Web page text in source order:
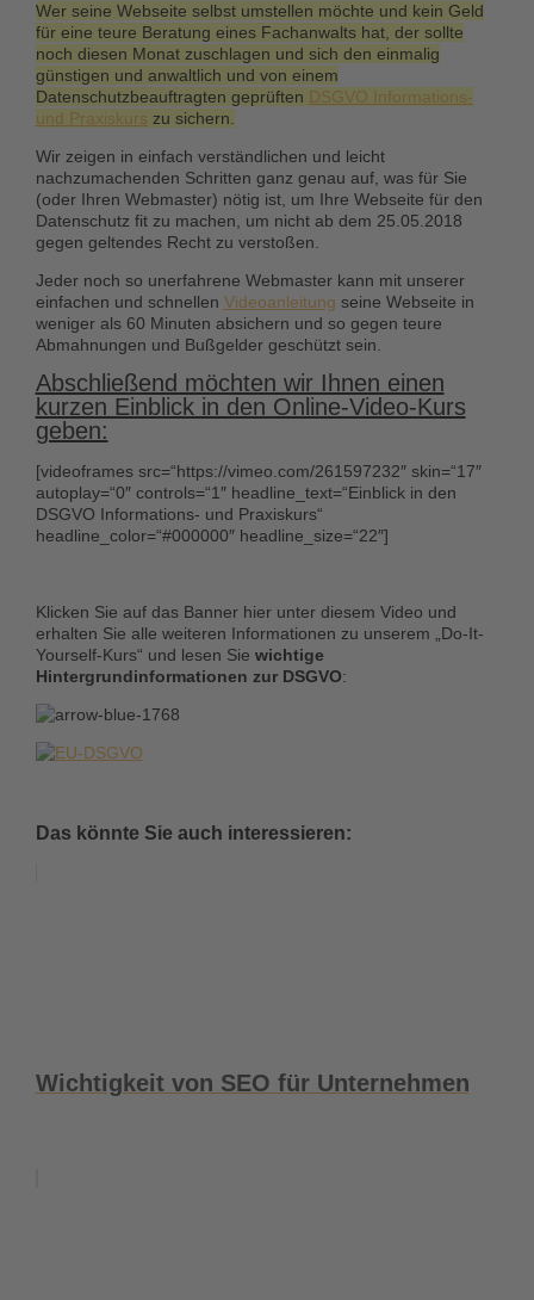
Wer seine Webseite selbst umstellen möchte und kein Geld
für eine teure Beratung eines Fachanwalts hat, der sollte
noch diesen Monat zuschlagen und sich den einmalig
günstigen und anwaltlich und von einem
Datenschutzbeauftragten geprüften DSGVO Informations-
und Praxiskurs zu sichern.
Wir zeigen in einfach verständlichen und leicht
nachzumachenden Schritten ganz genau auf, was für Sie
(oder Ihren Webmaster) nötig ist, um Ihre Webseite für den
Datenschutz fit zu machen, um nicht ab dem 25.05.2018
gegen geltendes Recht zu verstoßen.
Jeder noch so unerfahrene Webmaster kann mit unserer
einfachen und schnellen Videoanleitung seine Webseite in
weniger als 60 Minuten absichern und so gegen teure
Abmahnungen und Bußgelder geschützt sein.
Abschließend möchten wir Ihnen einen
kurzen Einblick in den Online-Video-Kurs
geben:
[videoframes src=“https://vimeo.com/261597232″ skin=“17″
autoplay=“0″ controls=“1″ headline_text=“Einblick in den
DSGVO Informations- und Praxiskurs“
headline_color=“#000000″ headline_size=“22″]
Klicken Sie auf das Banner hier unter diesem Video und
erhalten Sie alle weiteren Informationen zu unserem „Do-It-
Yourself-Kurs“ und lesen Sie wichtige
Hintergrundinformationen zur DSGVO:
Das könnte Sie auch interessieren:
Wichtigkeit von SEO für Unternehmen